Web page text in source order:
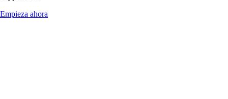
Empieza ahora